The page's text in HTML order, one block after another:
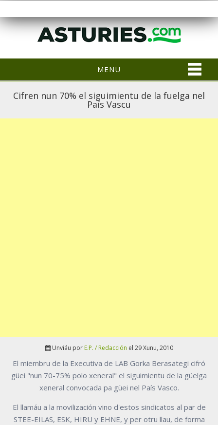
MENU
Cifren nun 70% el siguimientu de la fuelga nel
País Vascu
Unviáu por E.P. / Redacción el 29 Xunu, 2010
El miembru de la Executiva de LAB Gorka Berasategi cifró
güei "nun 70-75% polo xeneral" el siguimientu de la güelga
xeneral convocada pa güei nel País Vasco.
El llamáu a la movilización vino d'estos sindicatos al par de
STEE-EILAS, ESK, HIRU y EHNE, y per otru llau, de forma